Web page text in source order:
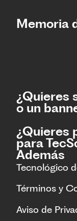
Memoria
¿Quieres
o un
¿Quieres
para
Además
Tecnológico
Términos y
Aviso de